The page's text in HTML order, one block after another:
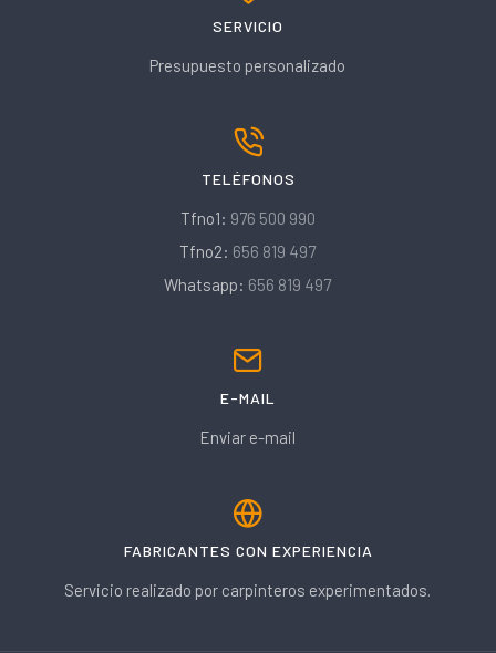
SERVICIO
Presupuesto personalizado
TELÉFONOS
Tfno1: 976 500 990
Tfno2: 656 819 497
Whatsapp: 656 819 497
E-MAIL
Enviar e-mail
FABRICANTES CON EXPERIENCIA
Servicio realizado por carpinteros experimentados.